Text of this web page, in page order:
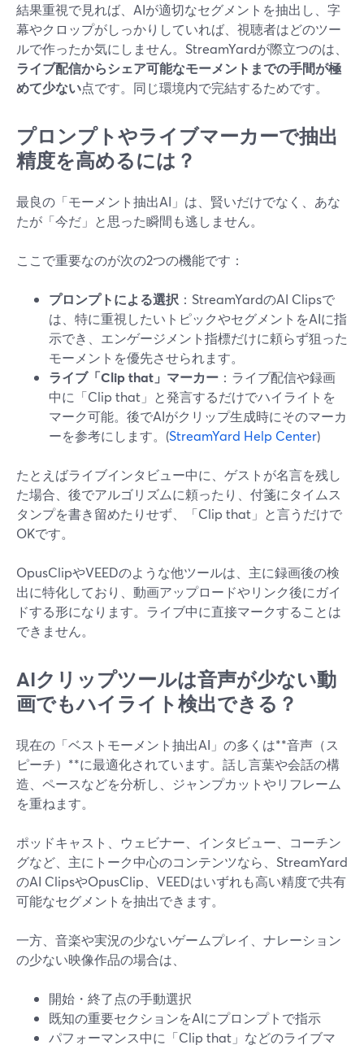
結果重視で見れば、AIが適切なセグメントを抽出し、字
幕やクロップがしっかりしていれば、視聴者はどのツー
ルで作ったか気にしません。StreamYardが際立つのは、
ライブ配信からシェア可能なモーメントまでの手間が極
めて少ない点です。同じ環境内で完結するためです。
プロンプトやライブマーカーで抽出
精度を高めるには？
最良の「モーメント抽出AI」は、賢いだけでなく、あな
たが「今だ」と思った瞬間も逃しません。
ここで重要なのが次の2つの機能です：
プロンプトによる選択 ：StreamYardのAI Clipsで
は、特に重視したいトピックやセグメントをAIに指
示でき、エンゲージメント指標だけに頼らず狙った
モーメントを優先させられます。
ライブ「Clip that」マーカー ：ライブ配信や録画
中に「Clip that」と発言するだけでハイライトを
マーク可能。後でAIがクリップ生成時にそのマーカ
ーを参考にします。(StreamYard Help Center)
たとえばライブインタビュー中に、ゲストが名言を残し
た場合、後でアルゴリズムに頼ったり、付箋にタイムス
タンプを書き留めたりせず、「Clip that」と言うだけで
OKです。
OpusClipやVEEDのような他ツールは、主に録画後の検
出に特化しており、動画アップロードやリンク後にガイ
ドする形になります。ライブ中に直接マークすることは
できません。
AIクリップツールは音声が少ない動
画でもハイライト検出できる？
現在の「ベストモーメント抽出AI」の多くは**音声（ス
ピーチ）**に最適化されています。話し言葉や会話の構
造、ペースなどを分析し、ジャンプカットやリフレーム
を重ねます。
ポッドキャスト、ウェビナー、インタビュー、コーチン
グなど、主にトーク中心のコンテンツなら、StreamYard
のAI ClipsやOpusClip、VEEDはいずれも高い精度で共有
可能なセグメントを抽出できます。
一方、音楽や実況の少ないゲームプレイ、ナレーション
の少ない映像作品の場合は、
開始・終了点の手動選択
既知の重要セクションをAIにプロンプトで指示
パフォーマンス中に「Clip that」などのライブマ